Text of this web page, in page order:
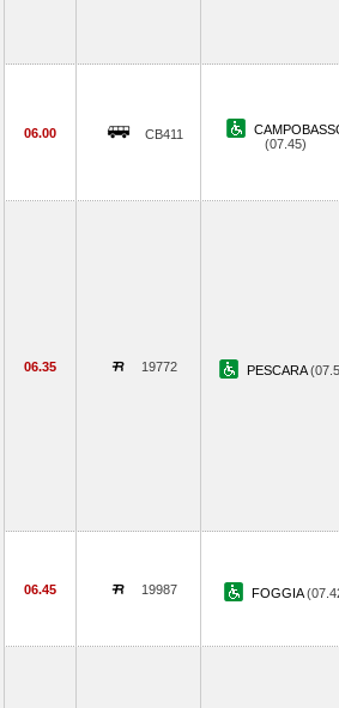
06.00 CB411
(07.45)
06.35 19772 PESCARA
06.45 19987 FOGGIA